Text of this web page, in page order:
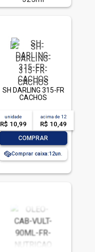
SH DARLING 315-FR
CACHOS
unidade
R$ 10,99
acima de 12
R$ 10,49
COMPRAR
Comprar caixa:12